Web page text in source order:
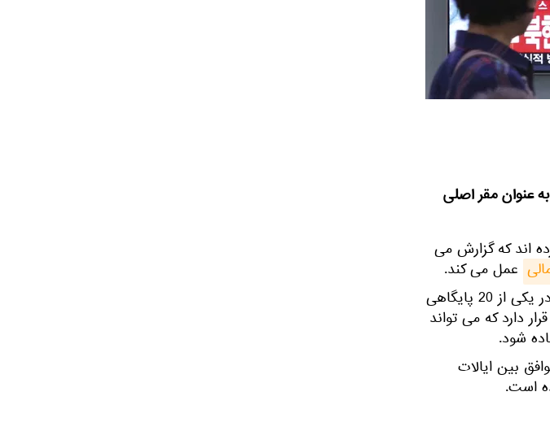
عنوان مقر اصلی
اند که گزارش می
عمل می کند.
براساس گزارش مرکز مطالعات استراتژیک و بین المللی (CSIS)، در یکی از 20 پایگاهی
دارد که می تواند
شود.
بین ایالات
است.